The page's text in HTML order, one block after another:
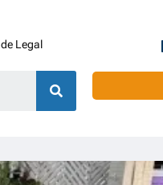
Legal